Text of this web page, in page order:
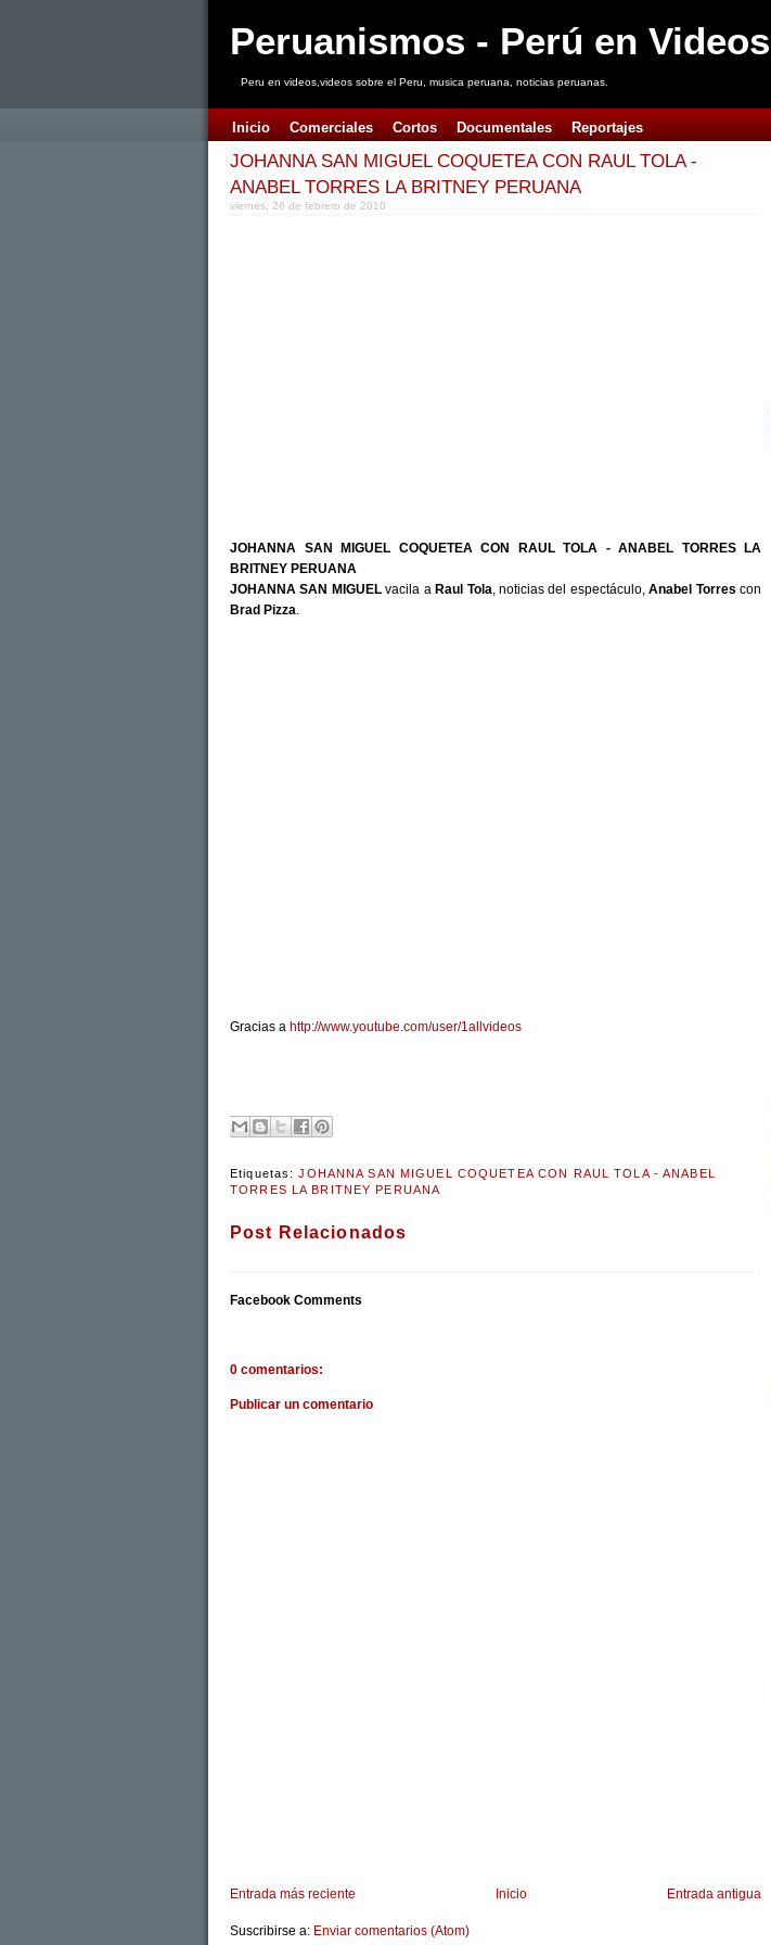
Peruanismos - Perú en Videos
Peru en videos,videos sobre el Peru, musica peruana, noticias peruanas.
Inicio Comerciales Cortos Documentales Reportajes
JOHANNA SAN MIGUEL COQUETEA CON RAUL TOLA -
ANABEL TORRES LA BRITNEY PERUANA
viernes, 26 de febrero de 2010
JOHANNA SAN MIGUEL COQUETEA CON RAUL TOLA - ANABEL TORRES LA
BRITNEY PERUANA
JOHANNA SAN MIGUELvacila a Raul Tola, noticias del espectáculo,Anabel Torres con
Brad Pizza.
Gracias a http://www.youtube.com/user/1allvideos
Etiquetas:JOHANNA SAN MIGUEL COQUETEA CON RAUL TOLA - ANABEL
TORRES LA BRITNEY PERUANA
Post Relacionados
Facebook Comments
0 comentarios:
Publicar un comentario
Entrada más reciente Entrada antigua
Inicio
Suscribirse a: Enviar comentarios (Atom)